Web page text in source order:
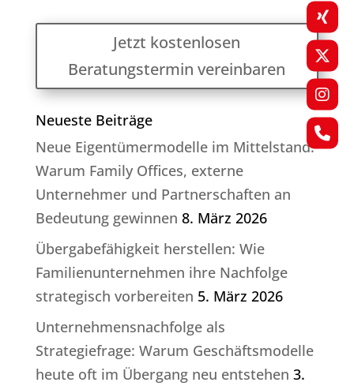
Jetzt kostenlosen
Beratungstermin vereinbaren
Neueste Beiträge
Neue Eigentümermodelle im Mittelstand:
Warum Family Offices, externe
Unternehmer und Partnerschaften an
Bedeutung gewinnen 8. März 2026
Übergabefähigkeit herstellen: Wie
Familienunternehmen ihre Nachfolge
strategisch vorbereiten 5. März 2026
Unternehmensnachfolge als
Strategiefrage: Warum Geschäftsmodelle
heute oft im Übergang neu entstehen 3.